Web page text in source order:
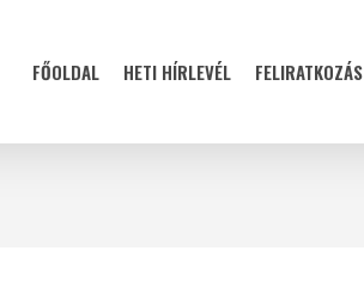
FŐOLDAL HETI HÍRLEVÉL FELIRATKOZÁS